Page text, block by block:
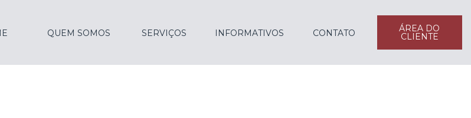
QUEM SOMOS SERVIÇOS INFORMATIVOS CONTATO ÁREA DO
CLIENTE